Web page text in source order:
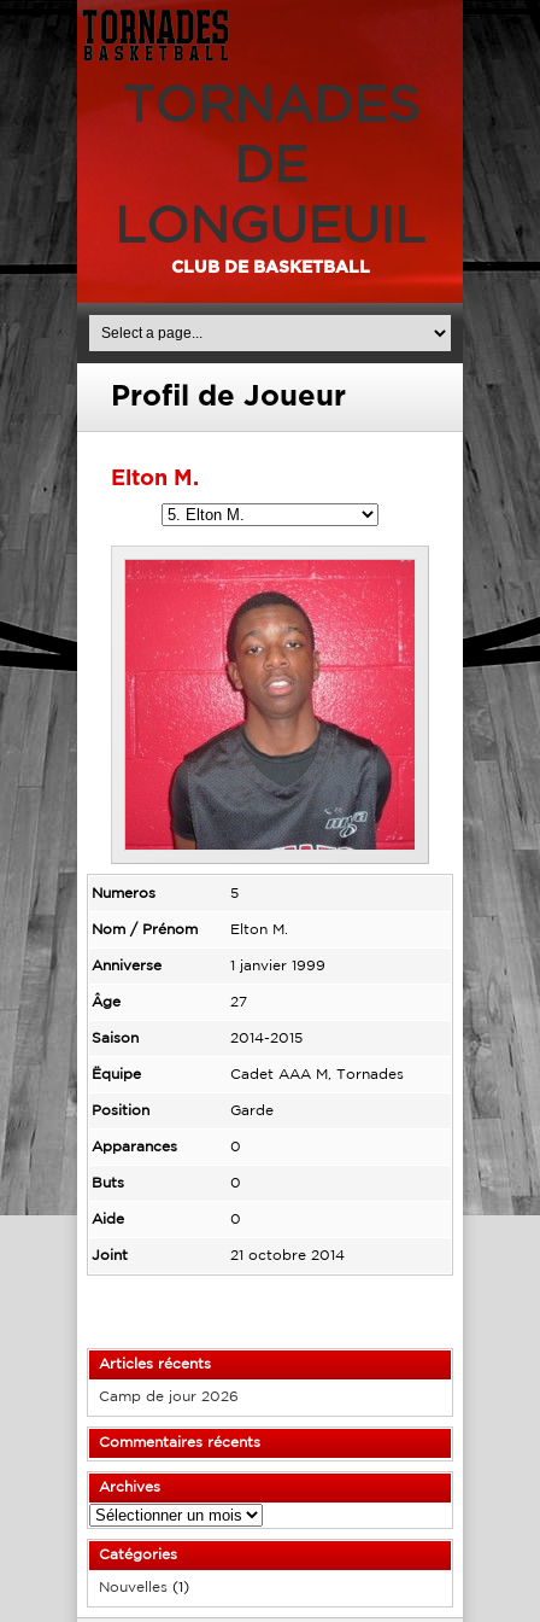
TORNADES
DE
LONGUEUIL
CLUB DE BASKETBALL
Profil de Joueur
Elton M.
Numeros 5
Nom / Prénom Elton M.
Anniverse 1 janvier 1999
Âge 27
Saison 2014-2015
Ëquipe Cadet AAA M, Tornades
Position Garde
Apparances 0
Buts 0
Aide 0
Joint 21 octobre 2014
Articles récents
Camp de jour 2026
Commentaires récents
Archives
Archives
Catégories
Nouvelles (1)